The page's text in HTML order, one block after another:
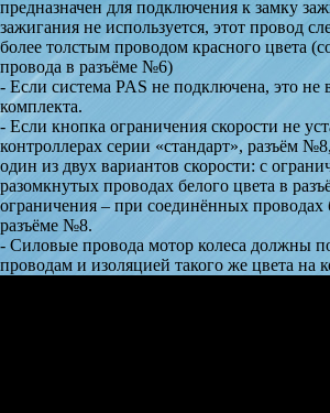
предназначен для подключения к замку
зажигания не используется, этот провод
более толстым проводом красного цвета
провода в разъёме №6)
- Если система PAS не подключена, это не
комплекта.
- Если кнопка ограничения скорости не
контроллерах серии «стандарт», разъём
один из двух вариантов скорости: с
разомкнутых проводах белого цвета в
ограничения – при соединённых проводах
разъёме №8.
- Силовые провода мотор колеса должны
проводам и изоляцией такого же цвета на